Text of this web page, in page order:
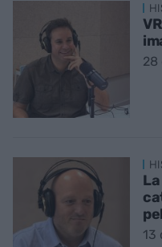
28
13